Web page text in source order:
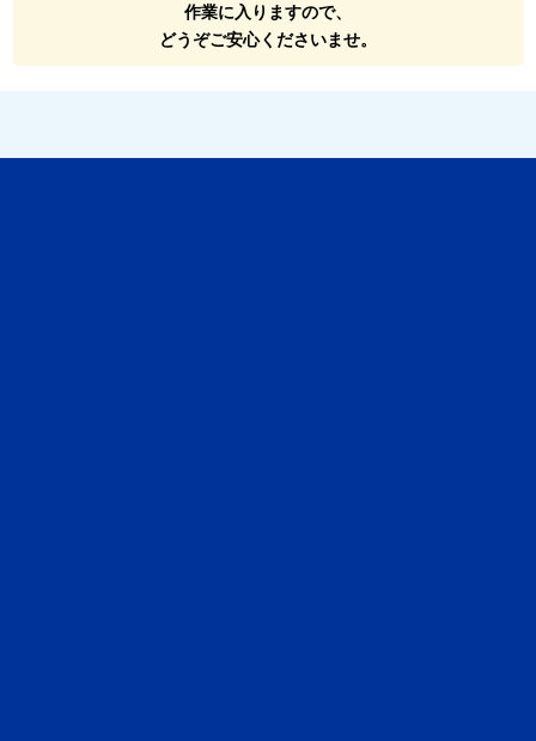
作業に入りますので、
どうぞご安心くださいませ。